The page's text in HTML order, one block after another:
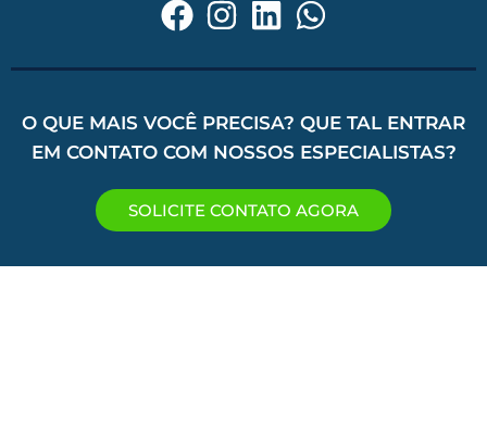
O QUE MAIS VOCÊ PRECISA? QUE TAL ENTRAR
EM CONTATO COM NOSSOS ESPECIALISTAS?
SOLICITE CONTATO AGORA